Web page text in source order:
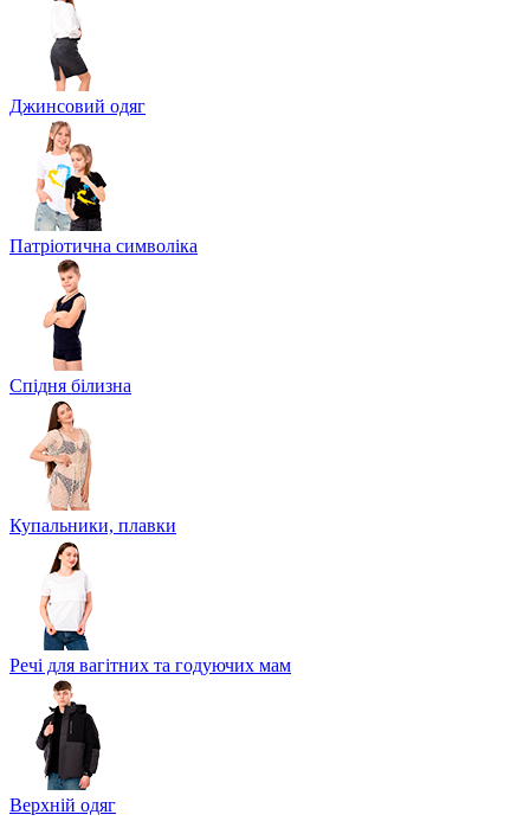
Джинсовий одяг
Патріотична символіка
Спідня білизна
Купальники, плавки
Речі для вагітних та годуючих мам
Верхній одяг